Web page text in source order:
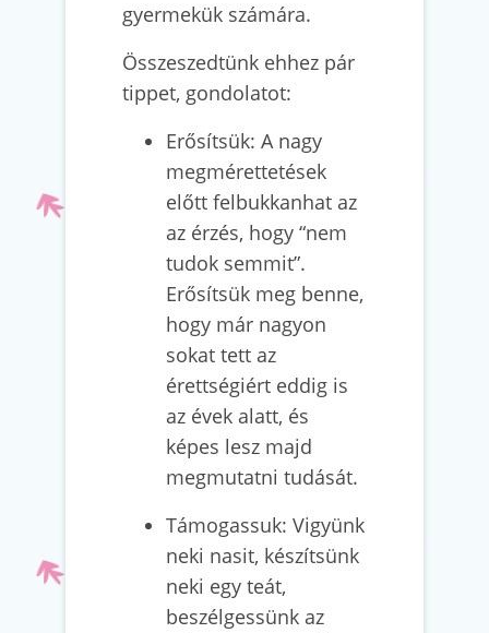
gyermekük számára.
Összeszedtünk ehhez pár
tippet, gondolatot:
Erősítsük: A nagy
megmérettetések
előtt felbukkanhat az
az érzés, hogy “nem
tudok semmit”.
Erősítsük meg benne,
hogy már nagyon
sokat tett az
érettségiért eddig is
az évek alatt, és
képes lesz majd
megmutatni tudását.
Támogassuk: Vigyünk
neki nasit, készítsünk
neki egy teát,
beszélgessünk az